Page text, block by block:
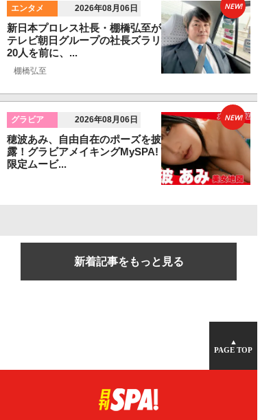
エンタメ 2026年08月06日
新日本プロレス社長・棚橋弘至が
テレビ朝日グループの社長ズラリ
20人を前に、...
棚橋弘至
NEW!
グラビア 2026年08月06日
穂波あみ、自由自在のポーズを披
露！グラビアメイキングMySPA!
限定ムービ...
NEW!
新着記事をもっと見る
▲
PAGE TOP